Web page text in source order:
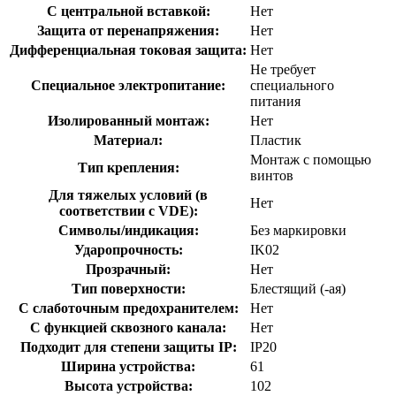
С центральной вставкой:
Нет
Защита от перенапряжения:
Нет
Дифференциальная токовая защита: Нет
Cпециальное электропитание:
Не требует
специального
питания
Изолированный монтаж:
Нет
Материал:
Пластик
Тип крепления:
Монтаж с помощью
винтов
Для тяжелых условий (в
соответствии с VDE):
Нет
Символы/индикация:
Без маркировки
Ударопрочность:
IK02
Прозрачный:
Нет
Тип поверхности:
Блестящий (-ая)
С слаботочным предохранителем:
Нет
С функцией сквозного канала:
Нет
Подходит для степени защиты IP:
IP20
Ширина устройства:
61
Высота устройства:
102